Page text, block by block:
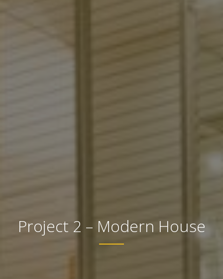
Project 2 – Modern House